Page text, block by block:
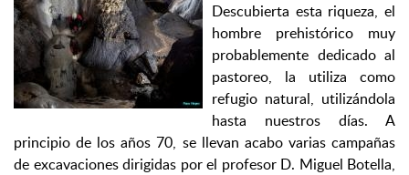
Descubierta esta riqueza, el
hombre prehistórico muy
probablemente dedicado al
pastoreo, la utiliza como
refugio natural, utilizándola
hasta nuestros días. A
principio de los años 70, se llevan acabo varias campañas
de excavaciones dirigidas por el profesor D. Miguel Botella,